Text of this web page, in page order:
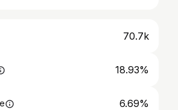
70.7k
18.93%
6.69%